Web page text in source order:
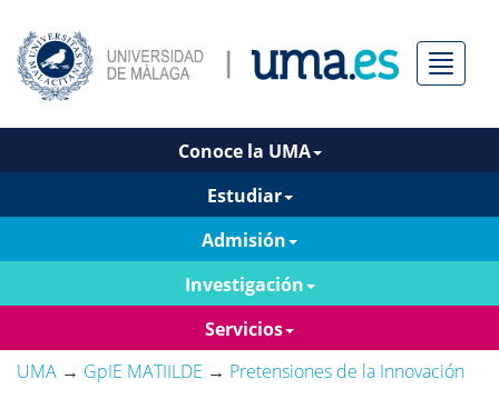
Menú
Conoce la UMA
Estudiar
Admisión
Investigación
Servicios
UMA → GpIE MATIILDE → Pretensiones de la Innovación